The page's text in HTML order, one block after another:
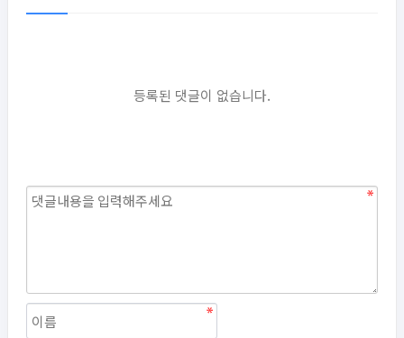
등록된 댓글이 없습니다.